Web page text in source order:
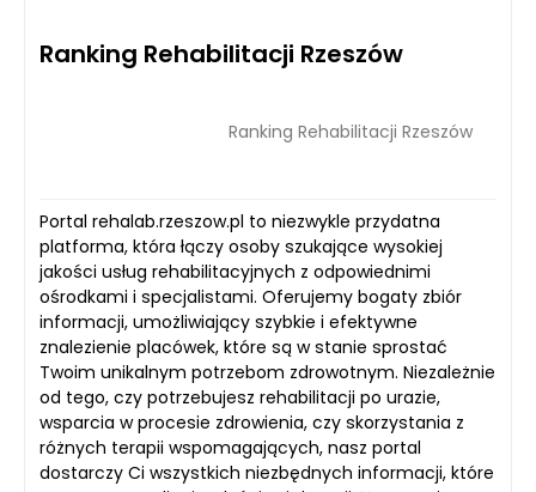
Ranking Rehabilitacji Rzeszów
Ranking Rehabilitacji Rzeszów
Portal rehalab.rzeszow.pl to niezwykle przydatna
platforma, która łączy osoby szukające wysokiej
jakości usług rehabilitacyjnych z odpowiednimi
ośrodkami i specjalistami. Oferujemy bogaty zbiór
informacji, umożliwiający szybkie i efektywne
znalezienie placówek, które są w stanie sprostać
Twoim unikalnym potrzebom zdrowotnym. Niezależnie
od tego, czy potrzebujesz rehabilitacji po urazie,
wsparcia w procesie zdrowienia, czy skorzystania z
różnych terapii wspomagających, nasz portal
dostarczy Ci wszystkich niezbędnych informacji, które